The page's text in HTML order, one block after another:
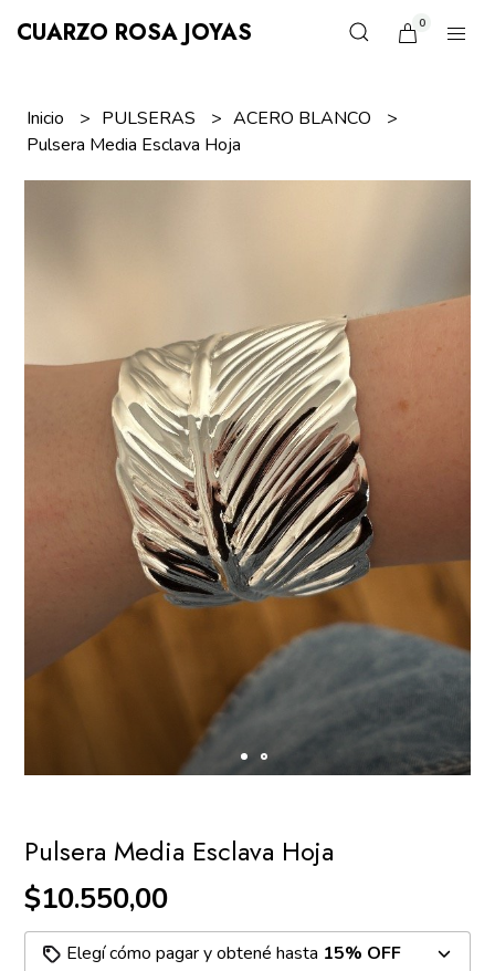
CUARZO ROSA JOYAS 0
Inicio PULSERAS
ACERO BLANCO
Pulsera Media Esclava Hoja
Pulsera Media Esclava Hoja
$10.550,00
Elegí cómo pagar y obtené hasta 15% OFF